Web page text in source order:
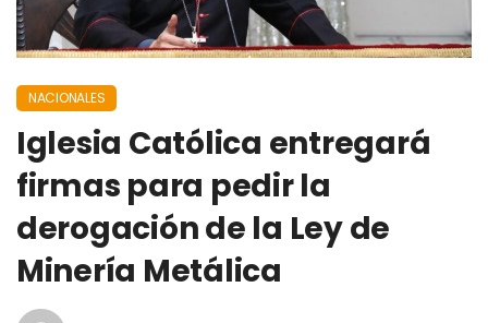
NACIONALES
Iglesia Católica entregará
firmas para pedir la
derogación de la Ley de
Minería Metálica